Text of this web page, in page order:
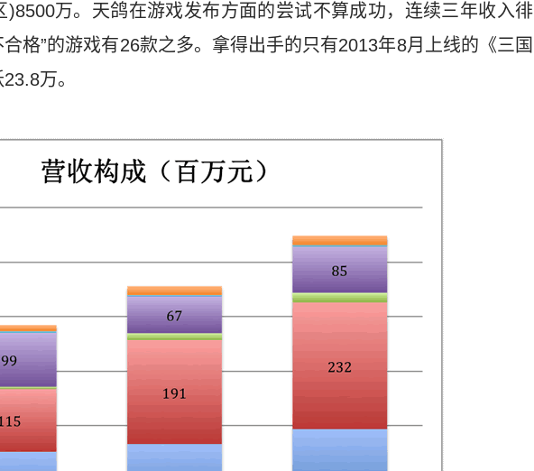
万。天鸽在游戏发布方面的尝试不算成功，连续三年收入徘
格”的游戏有26款之多。拿得出手的只有2013年8月上线的《三国
万。